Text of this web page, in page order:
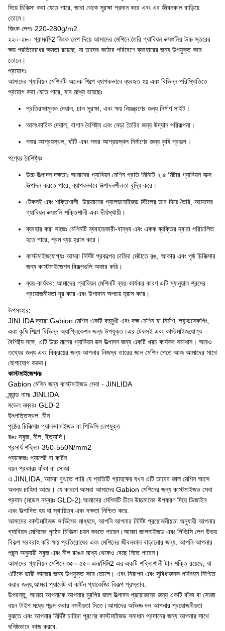
দিয়ে চিকিত্সা করা যেতে পারে, জারা থেকে সুরক্ষা প্রদান করে এবং এর জীবনকাল বাড়িয়ে
তোলে।
জিংক লেপঃ 220-280g/m2
২২০-২৮০ গ্রাম/মি2 জিংক লেপ দিয়ে আমাদের মেশিনে তৈরি গ্যাবিয়ন বক্সগুলির উচ্চ স্তরের
ক্ষয় প্রতিরোধের ক্ষমতা রয়েছে, যা তাদের কঠোর পরিবেশে ব্যবহারের জন্য উপযুক্ত করে
তোলে।
প্রয়োগঃ
আমাদের গ্যাবিয়ন মেশিনটি অনেক শিল্পে ব্যাপকভাবে ব্যবহৃত হয় এবং বিভিন্ন পরিস্থিতিতে
প্রয়োগ করা যেতে পারে, যার মধ্যে রয়েছেঃ
প্রতিরক্ষামূলক দেয়াল, ঢাল সুরক্ষা, এবং ক্ষয় নিয়ন্ত্রণের জন্য নির্মাণ সাইট।
আলংকারিক দেয়াল, বাগান বৈশিষ্ট্য এবং বেড়া তৈরির জন্য উদ্যান পরিকল্পনা।
পশুর আশ্রয়স্থল, ঘাঁটি এবং পশুর আশ্রয়স্থল নির্মাণের জন্য কৃষি প্রকল্প।
পণ্যের বৈশিষ্ট্যঃ
উচ্চ উত্পাদন দক্ষতাঃ আমাদের গ্যাবিয়ন মেশিন প্রতি মিনিটে ২.৫ মিটার গ্যাবিয়ন বাক্স
উত্পাদন করতে পারে, ব্যাপকভাবে উত্পাদনশীলতা বৃদ্ধি করে।
টেকসই এবং শক্তিশালী: উচ্চমানের গ্যালভানাইজড স্টিলের তার দিয়ে তৈরি, আমাদের
গ্যাবিয়ন বক্সগুলি শক্তিশালী এবং দীর্ঘস্থায়ী।
ব্যবহার করা সহজঃ মেশিনটি ব্যবহারকারী-বান্ধব এবং একক ব্যক্তির দ্বারা পরিচালিত
হতে পারে, শ্রম ব্যয় হ্রাস করে।
কাস্টমাইজযোগ্যঃ আমরা নির্দিষ্ট প্রকল্পের চাহিদা মেটাতে রঙ, আকার এবং পৃষ্ঠ চিকিত্সার
জন্য কাস্টমাইজেশন বিকল্পগুলি অফার করি।
ব্যয়-কার্যকর: আমাদের গ্যাবিয়ন মেশিনটি ব্যয়-কার্যকর কারণ এটি ম্যানুয়াল শ্রমের
প্রয়োজনীয়তা দূর করে এবং উপাদান অপচয় হ্রাস করে।
উপসংহার:
JINLIDA দ্বারা Gabion মেশিন একটি বহুমুখী এবং দক্ষ মেশিন যা নির্মাণ, ল্যান্ডস্কেপিং,
এবং কৃষি শিল্পে বিভিন্ন অ্যাপ্লিকেশন জন্য উপযুক্ত।এর টেকসই এবং কাস্টমাইজযোগ্য
বৈশিষ্ট্য সঙ্গে, এটি উচ্চ মানের গ্যাবিয়ন বক্স উত্পাদন জন্য একটি খরচ কার্যকর সমাধান। আরও
তথ্যের জন্য এবং বিক্রয়ের জন্য আপনার নিজস্ব তারের জাল মেশিন পেতে আজ আমাদের সাথে
যোগাযোগ করুন।
কাস্টমাইজেশনঃ
Gabion মেশিন জন্য কাস্টমাইজড সেবা - JINLIDA
ব্র্যান্ড নামঃ JINLIDA
মডেল নম্বরঃ GLD-2
উৎপত্তিস্থল: চীন
পৃষ্ঠের চিকিত্সাঃ গ্যালভানাইজড বা পিভিসি লেপযুক্ত
রঙঃ সবুজ, নীল, ইত্যাদি।
প্রসার্য শক্তিঃ 350-550N/mm2
প্যাকেজঃ প্যালেট বা কার্টন
বয়ন প্রকারঃ বাঁকা বা সোজা
এ JINLIDA, আমরা বুঝতে পারি যে প্রতিটি গ্রাহকের যখন এটি তারের জাল মেশিন আসে
অনন্য চাহিদা আছে। যে কারণে আমরা আমাদের Gabion মেশিনের জন্য কাস্টমাইজড সেবা
প্রদান (মডেল নম্বরঃ GLD-2).আমাদের মেশিনটি চীনে উচ্চমানের উপকরণ দিয়ে ডিজাইন
এবং উত্পাদিত হয় যা স্থায়িত্ব এবং দক্ষতা নিশ্চিত করে.
আমাদের কাস্টমাইজড সার্ভিসের মাধ্যমে, আপনি আপনার নির্দিষ্ট প্রয়োজনীয়তা অনুযায়ী আপনার
গ্যাবিয়ন মেশিনের পৃষ্ঠের চিকিত্সা চয়ন করতে পারেন।আমরা জালনাইজড এবং পিভিসি লেপ উভয়
বিকল্প সরবরাহ করি ক্ষয় প্রতিরোধের এবং মেশিনের জীবনকাল বাড়ানোর জন্য. আপনি আপনার
পছন্দ অনুযায়ী সবুজ এবং নীল রঙের মধ্যে থেকেও বেছে নিতে পারেন।
আমাদের গ্যাবিয়ন মেশিনে ৩৫০-৫৫০ এন/মিমি2 এর একটি শক্তিশালী টান শক্তি রয়েছে, যা
এটিকে ভারী কাজের জন্য উপযুক্ত করে তোলে। এবং নিরাপদ এবং সুবিধাজনক পরিবহন নিশ্চিত
করার জন্য,আমরা প্যালেট বা কার্টন প্যাকেজিং বিকল্প প্রস্তাব.
উপরন্তু, আমরা আপনাকে আপনার মুরগির জাল উত্পাদন প্রয়োজনের জন্য একটি বাঁকা বা সোজা
বয়ন টাইপ মধ্যে পছন্দ করার নমনীয়তা দিতে।আমাদের অভিজ্ঞ দল আপনার প্রয়োজনীয়তা
বুঝতে এবং আপনার নির্দিষ্ট চাহিদা পূরণের কাস্টমাইজড সমাধান প্রদানের জন্য আপনার সাথে
ঘনিষ্ঠভাবে কাজ করবে.